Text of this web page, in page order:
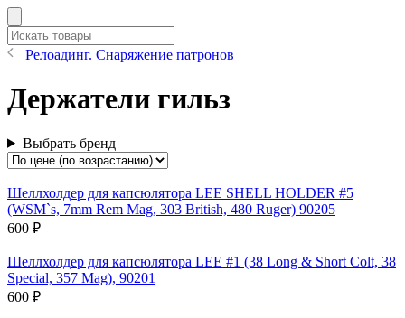
Релоадинг. Снаряжение патронов
Держатели гильз
Выбрать бренд
Шеллхолдер для капсюлятора LEE SHELL HOLDER #5
(WSM`s, 7mm Rem Mag, 303 British, 480 Ruger) 90205
600 ₽
Шеллхолдер для капсюлятора LEE #1 (38 Long & Short Colt, 38
Special, 357 Mag), 90201
600 ₽